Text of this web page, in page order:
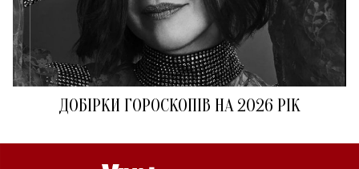
ДОБІРКИ ГОРОСКОПІВ НА 2026 РІК